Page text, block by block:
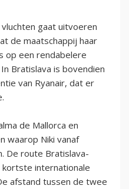
gaat uitvoeren
de maatschappij haar
op een rendabelere
Bratislava is bovendien
van Ryanair, dat er
de Mallorca en
waarop Niki vanaf
De route Bratislava-
kortste internationale
afstand tussen de twee